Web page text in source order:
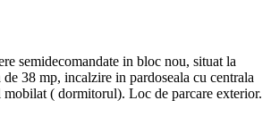
semidecomandate in bloc nou, situat la
de 38 mp, incalzire in pardoseala cu centrala
mobilat ( dormitorul). Loc de parcare exterior.